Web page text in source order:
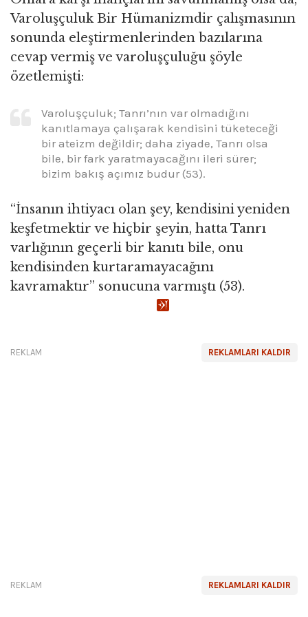
Varoluşçuluk Bir Hümanizmdir çalışmasının
sonunda eleştirmenlerinden bazılarına
cevap vermiş ve varoluşçuluğu şöyle
özetlemişti:
Varoluşçuluk; Tanrı’nın var olmadığını
kanıtlamaya çalışarak kendisini tüketeceği
bir ateizm değildir; daha ziyade, Tanrı olsa
bile, bir fark yaratmayacağını ileri sürer;
bizim bakış açımız budur (53).
“İnsanın ihtiyacı olan şey, kendisini yeniden
keşfetmektir ve hiçbir şeyin, hatta Tanrı
varlığının geçerli bir kanıtı bile, onu
kendisinden kurtaramayacağını
kavramaktır” sonucuna varmıştı (53).
REKLAMLARI KALDIR
REKLAM
REKLAMLARI KALDIR
REKLAM